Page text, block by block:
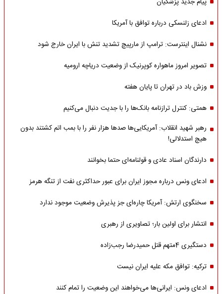
ادعای زلنسکی درباره توافق با آمریکا
نشنال اینترست: ترامپ از مارپیچ تشدید تنش با ایران خارج شود
تصویر امروز ماهواره کوپرنیک از وضعیت دریاچه ارومیه
وزش باد در تهران تا پایان هفته
همتی: کنترل ترازنامه بانک‌ها را با جدیت دنبال می‌کنیم
رهبر شهید انقلاب: آمریکایی‌ها صدها هزار نفر را با بمب اتم کشتند بدون
هیچ استدلالی!
دارندگان اسناد عادی و قولنامه‌ای حتما بخوانند
ادعای ونس درباره مجوز ایران برای عبور حداکثری نفت از تنگه هرمز
سخنگوی ارتش: آمریکا چاره‌ای جز پذیرش وضعیت موجود ندارد
انتشار برای اولین بار؛ تصاویری از رهبری
دستگیری 4متهم قتل حمیدرضا رجب‌زاده
ترکیه: توافق مکه علیه ایران نیست
ادعای ونس: ایرانی‌ها می‌خواهند این وضعیت را تمام کنند